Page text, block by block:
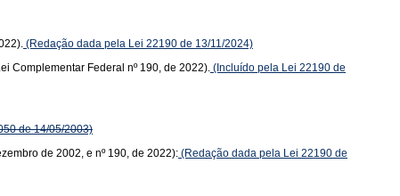
(Redação dada pela Lei 22190 de 13/11/2024)
Complementar Federal nº 190, de 2022). (Incluído pela Lei 22190 de
de 14/05/2003)
de 2002, e nº 190, de 2022): (Redação dada pela Lei 22190 de